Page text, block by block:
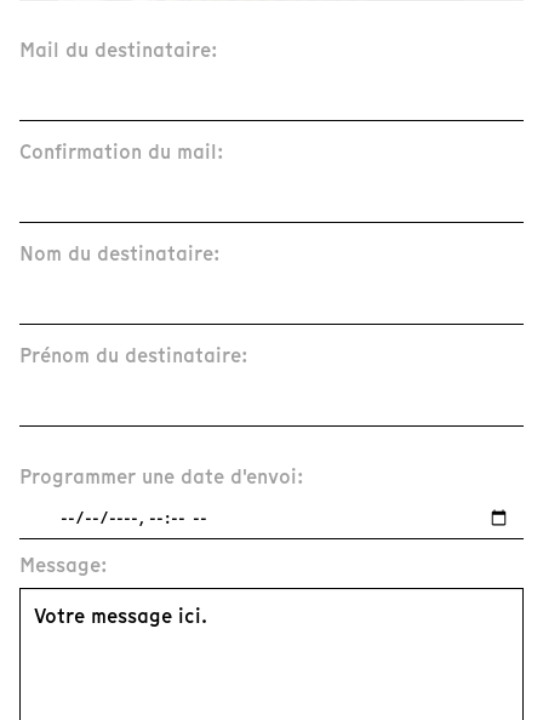
Mail du destinataire:
Confirmation du mail:
Nom du destinataire:
Prénom du destinataire:
Programmer une date d'envoi:
Message: